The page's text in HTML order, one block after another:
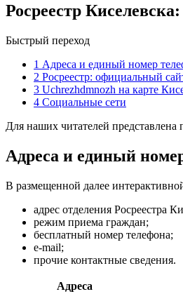
Росреестр
Быстрый переход
1 Адреса и единый номер
2 Росреестр: официальный
3 Uchrezhdmnozh на карте
4 Социальные сети
Для наших читателей
Адреса и единый
В размещенной далее
адрес отделения Росреестра
режим приема граждан;
бесплатный номер телефона;
e-mail;
прочие контактные сведения.
Адреса